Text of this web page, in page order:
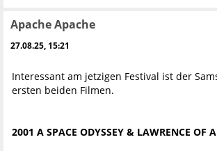
Apache Apache
27.08.25, 15:21
Interessant am jetzigen Festival ist der
ersten beiden Filmen.
2001 A SPACE ODYSSEY & LAWRENCE OF